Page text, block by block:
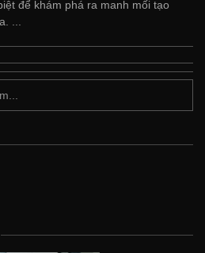
để khám phá ra manh mối tạo
...